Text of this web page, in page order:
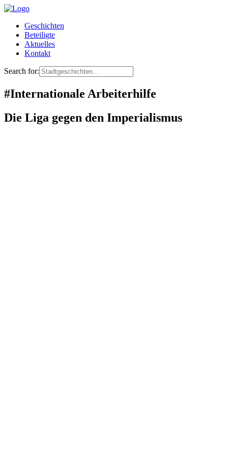
Geschichten
Beteiligte
Aktuelles
Kontakt
Search for:
#Internationale Arbeiterhilfe
Die Liga gegen den Imperialismus